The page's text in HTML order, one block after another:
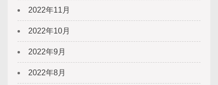
2022年11月
2022年10月
2022年9月
2022年8月